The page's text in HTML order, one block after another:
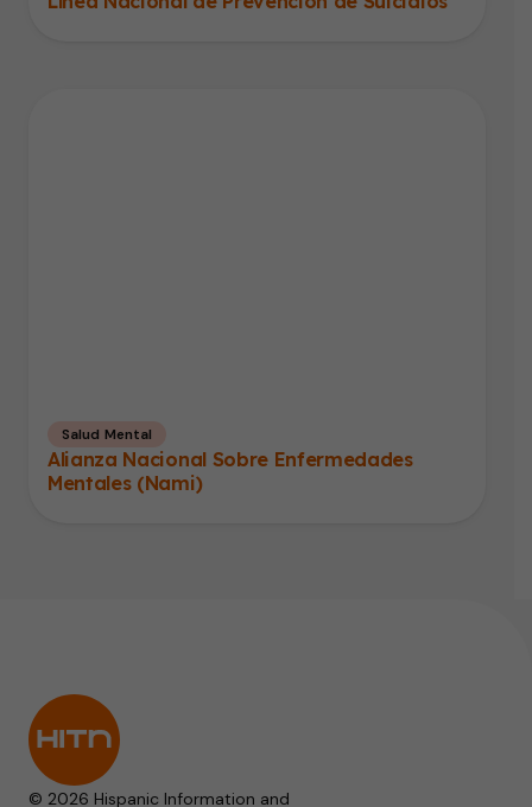
Salud Mental
Alianza Nacional Sobre Enfermedades
Mentales (Nami)
© 2026 Hispanic Information and